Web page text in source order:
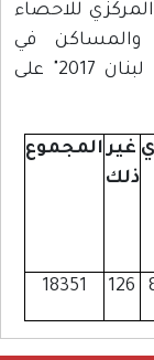
للاحصاء
والمساكن في
المخيمات والتجمعات الفلسطينية في لبنان 2017" على
غير
ذلك
المجموع
126
18351